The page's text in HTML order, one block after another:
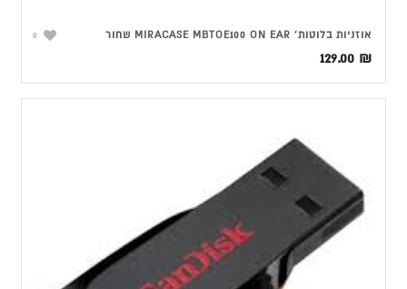
0 אוזניות בלוטות' MIRACASE MBTOE100 ON EAR שחור
129.00 ₪